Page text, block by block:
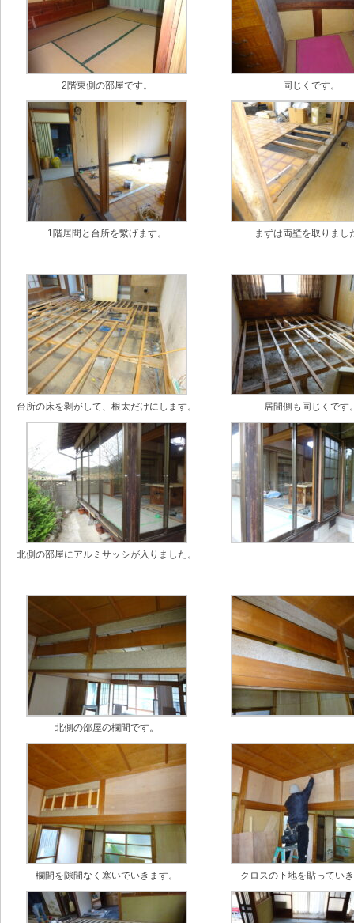
2階東側の部屋です。 同じくです。
1階居間と台所を繋げます。 まずは両壁を取りまし
台所の床を剥がして、根太だけにします。 居間側も同じくです
北側の部屋にアルミサッシが入りました。
北側の部屋の欄間です。
欄間を隙間なく塞いでいきます。 クロスの下地を貼ってい